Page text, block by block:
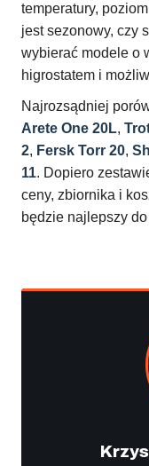
temperatury,
jest sezonowy, czy
wybierać modele o
higrostatem i
Najrozsądniej
Arete One 20L,
2, Fersk Torr 20,
11. Dopiero
ceny, zbiornika i
będzie najlepszy